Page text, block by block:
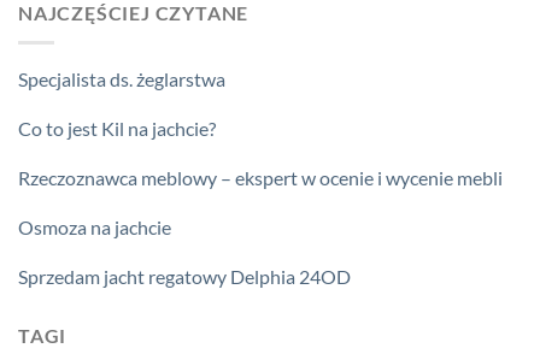
NAJCZĘŚCIEJ CZYTANE
Specjalista ds. żeglarstwa
Co to jest Kil na jachcie?
Rzeczoznawca meblowy – ekspert w ocenie i wycenie mebli
Osmoza na jachcie
Sprzedam jacht regatowy Delphia 24OD
TAGI